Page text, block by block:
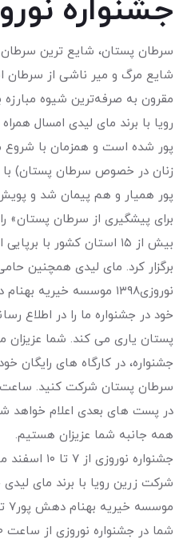
جشنواره نوروزی
سرطان پستان، شایع ترین سرطان
شایع مرگ و میر ناشی از سرطان
مقرون به صرفه‌ترین شیوه
رویا با برند مای لیدی امسال
پور شده است و همزمان با شروع
زنان در خصوص سرطان پستان)
پور همیار و هم پیمان شد و
بیش از ۱۵ استان کشور با
برگزار کرد. مای لیدی همچنین
نوروزی۱۳۹۸ موسسه
خود در جشنواره ما را در اطلاع
جشنواره، در کارگاه های رایگان
سرطان پستان شرکت کنید. ساعت
در پست های بعدی اعلام خواهد
همه جانبه شما عزیزان هستیم.
جشنواره نوروزی از ۷ تا ۱۰ اسفند ماه ساعت ۱۰صبح تا ۹ شب
شما در جشنواره نوروزی از ساعت ۱۰ صبح تا ۹ شب هستیم.